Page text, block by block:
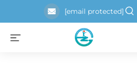
[email protected]